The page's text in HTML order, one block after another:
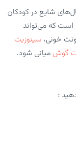
شایع در کودکان
است که می‌تواند
خونی، سینوزیت
گوش میانی شود.